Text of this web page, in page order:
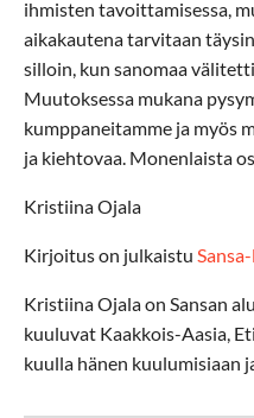
ihmisten tavoittamisessa,
aikakautena tarvitaan
silloin, kun sanomaa
Muutoksessa mukana
kumppaneitamme ja myös
ja kiehtovaa. Monenlaista
Kristiina Ojala
Kirjoitus on julkaistu
Kristiina Ojala on Sansan
kuuluvat Kaakkois-Aasia,
kuulla hänen kuulumisiaan